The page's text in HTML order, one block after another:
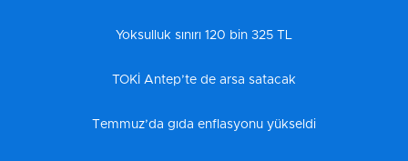
Yoksulluk sınırı 120 bin 325 TL
TOKİ Antep’te de arsa satacak
Temmuz’da gıda enflasyonu yükseldi